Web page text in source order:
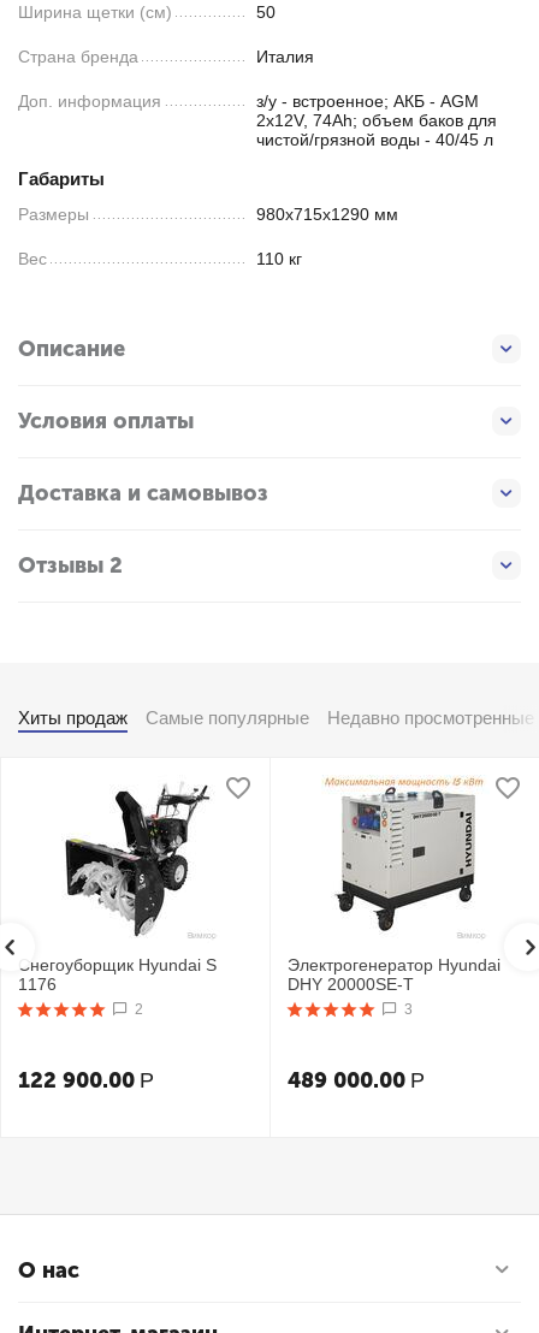
Ширина щетки (см)
50
Страна бренда Италия
Доп. информация
з/у - встроенное; АКБ - AGM
2х12V, 74Ah; объем баков для
чистой/грязной воды - 40/45 л
Габариты
Размеры 980х715х1290 мм
Вес 110 кг
Описание
Условия оплаты
Доставка и самовывоз
Отзывы 2
Хиты продаж Самые популярные Недавно просмотренные
Снегоуборщик Hyundai S
1176
2
122 900.00 Р
Электрогенератор Hyundai
DHY 20000SE-T
3
489 000.00 Р
О нас